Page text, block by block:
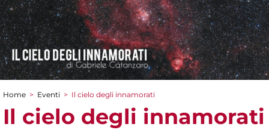
Tu sei qui
Home > Eventi > Il cielo degli innamorati
Il cielo degli innamorati